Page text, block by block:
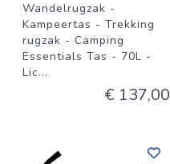
Wandelrugzak -
Kampeertas - Trekking
rugzak - Camping
Essentials Tas - 70L -
Lic...
€ 137,00